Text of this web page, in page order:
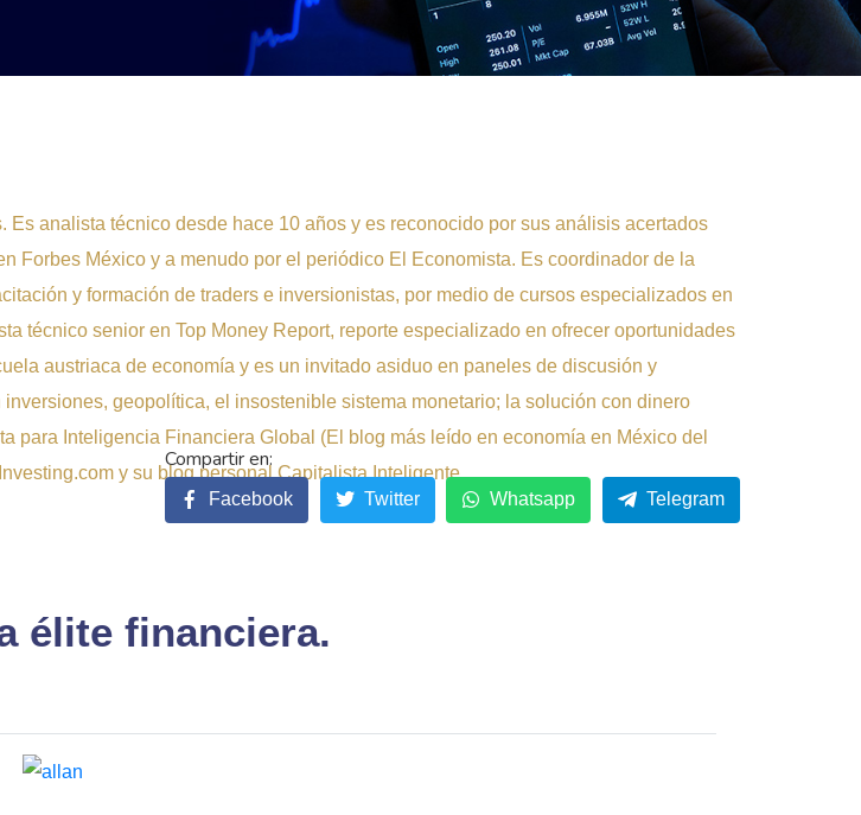
analista técnico desde hace 10 años y es reconocido por sus análisis acertados
Forbes México y a menudo por el periódico El Economista. Es coordinador de la
y formación de traders e inversionistas, por medio de cursos especializados en
técnico senior en Top Money Report, reporte especializado en ofrecer oportunidades
austriaca de economía y es un invitado asiduo en paneles de discusión y
geopolítica, el insostenible sistema monetario; la solución con dinero
para Inteligencia Financiera Global (El blog más leído en economía en México del
y su blog personal Capitalista Inteligente.
élite financiera.
Facebook Twitter Whatsapp Telegram